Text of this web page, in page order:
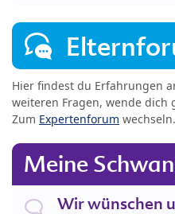
Hier findest du Erfahrungen
weiteren Fragen, wende dich
Zum Expertenforum wechseln.
Meine
Wir wünschen